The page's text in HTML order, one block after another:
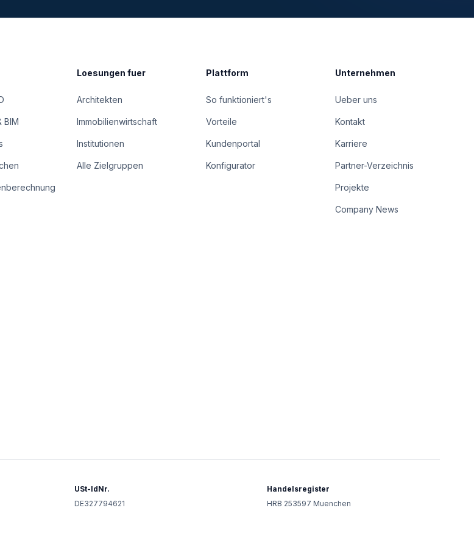
BIM
Loesungen fuer
Architekten
Immobilienwirtschaft
Institutionen
Alle Zielgruppen
Plattform
So funktioniert's
Vorteile
Kundenportal
Konfigurator
Unternehmen
Ueber uns
Kontakt
Karriere
Partner-Verzeichnis
Projekte
Company News
USt-IdNr.
DE327794621
Handelsregister
HRB 253597 Muenchen